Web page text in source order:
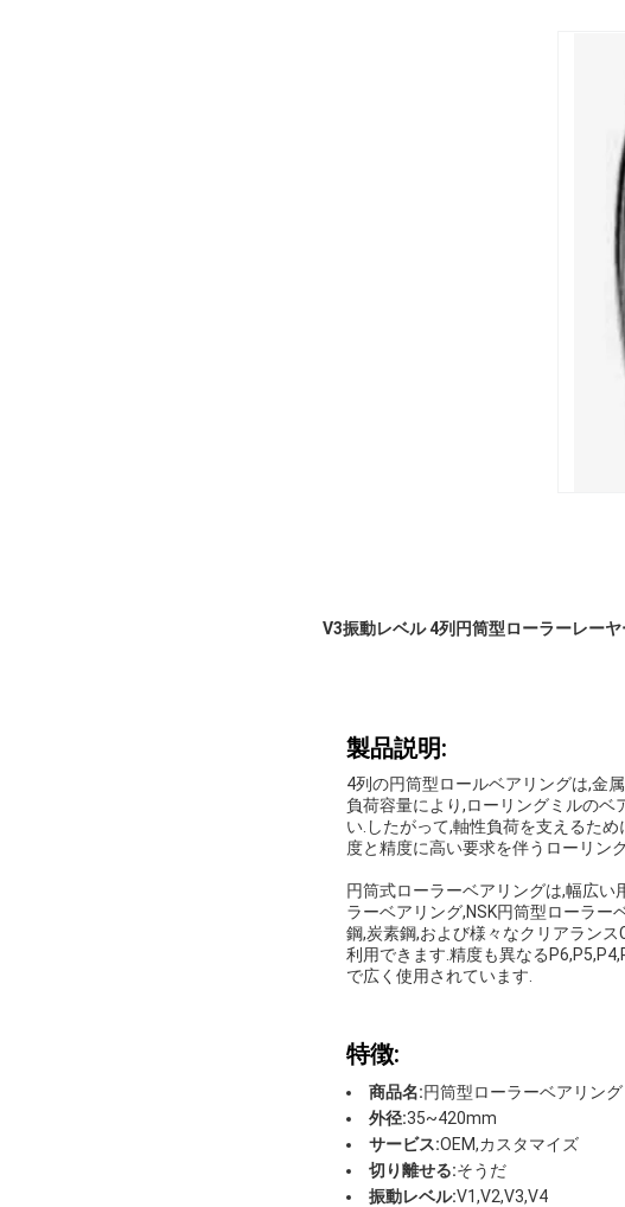
V3振動レベル 4列円筒型ローラーレー
製品説明:
4列の円筒型ロールベアリングは,金
負荷容量により,ローリングミルの
い.したがって,軸性負荷を支えるた
度と精度に高い要求を伴うローリン
円筒式ローラーベアリングは,幅広い
ラーベアリング,NSK円筒型ローラー
鋼,炭素鋼,および様々なクリアラン
利用できます.精度も異なる
で広く使用されています.
特徴:
商品名:円筒型ローラーベアリング
外径:35~420mm
サービス:OEM,カスタマイズ
切り離せる:そうだ
振動レベル:V1,V2,V3,V4